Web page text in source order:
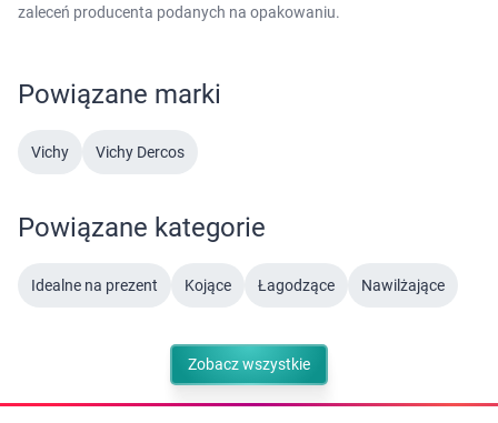
zaleceń producenta podanych na opakowaniu.
Powiązane marki
Vichy Vichy Dercos
Powiązane kategorie
Idealne na prezent Kojące Łagodzące Nawilżające
Zobacz wszystkie